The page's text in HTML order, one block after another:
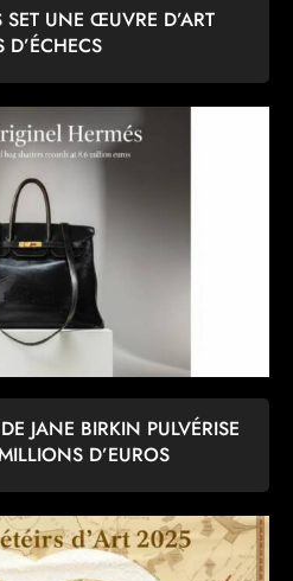
SET UNE ŒUVRE D’ART
D’ÉCHECS
JANE BIRKIN PULVÉRISE
D’EUROS